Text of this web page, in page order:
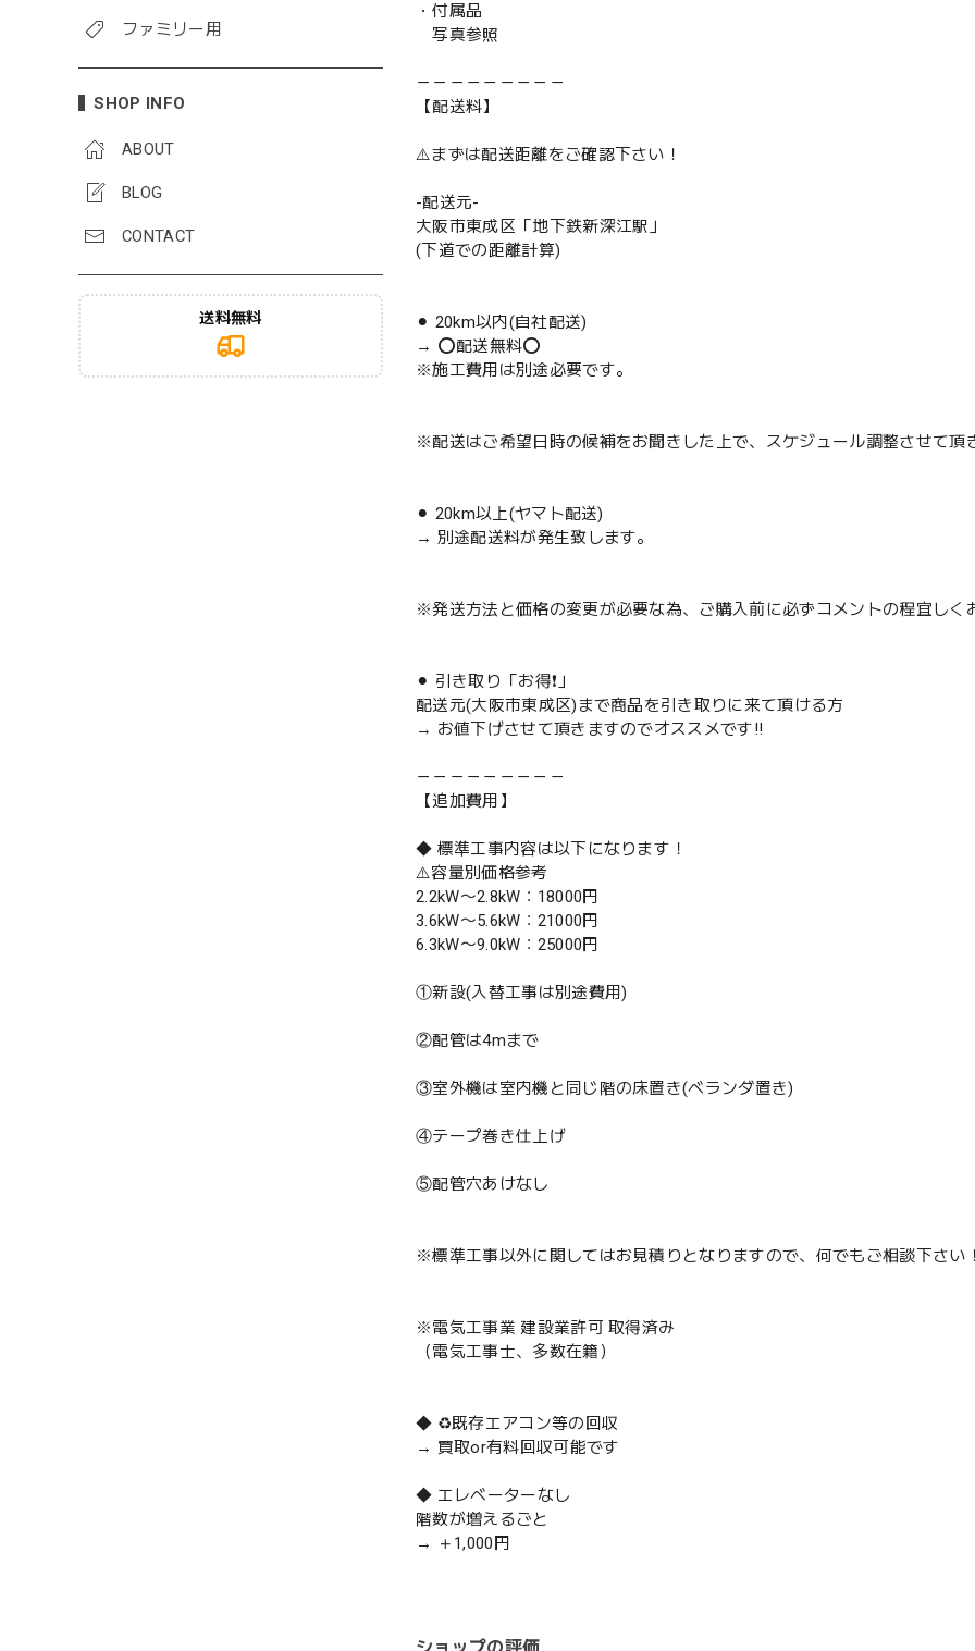
ファミリー用
SHOP INFO
ABOUT
BLOG
CONTACT
送料無料
・付属品
写真参照
－－－－－－－－－
【配送料】
⚠️まずは配送距離をご確認下さい！
-配送元-
大阪市東成区「地下鉄新深江駅」
(下道での距離計算)
⚫︎ 20km以内(自社配送)
→ ⭕️配送無料⭕️
※施工費用は別途必要です。
※配送はご希望日時の候補をお聞きした上で、スケジュール調整させて頂
⚫︎ 20km以上(ヤマト配送)
→ 別途配送料が発生致します。
※発送方法と価格の変更が必要な為、ご購入前に必ずコメントの程宜しく
⚫︎ 引き取り「お得❗️」
配送元(大阪市東成区)まで商品を引き取りに来て頂ける方
→ お値下げさせて頂きますのでオススメです‼️
－－－－－－－－－
【追加費用】
◆ 標準工事内容は以下になります！
⚠️容量別価格参考
2.2kW〜2.8kW：18000円
3.6kW〜5.6kW：21000円
6.3kW〜9.0kW：25000円
①新設(入替工事は別途費用)
②配管は4mまで
③室外機は室内機と同じ階の床置き(ベランダ置き)
④テープ巻き仕上げ
⑤配管穴あけなし
※標準工事以外に関してはお見積りとなりますので、何でもご相談下さい！
※電気工事業 建設業許可 取得済み
（電気工事士、多数在籍）
◆ ♻️既存エアコン等の回収
→ 買取or有料回収可能です
◆ エレベーターなし
階数が増えるごと
→ ＋1,000円